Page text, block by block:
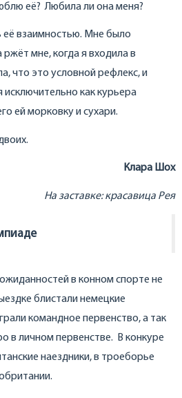
её? Любила ли она меня?
её взаимностью. Мне было
мне, когда я входила в
что это условной рефлекс, и
как курьера
ей морковку и сухари.
Клара Шох
На заставке: красавица Рея
в конном спорте не
блистали немецкие
командное первенство, а так
в личном первенстве. В конкуре
наездники, в троеборье